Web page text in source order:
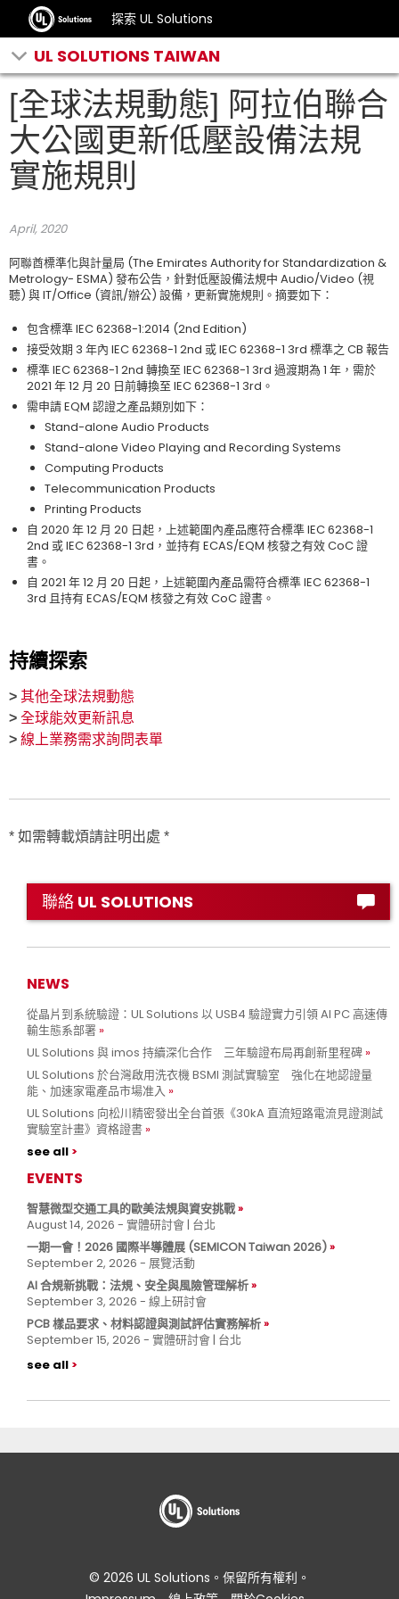
探索 UL Solutions
UL SOLUTIONS TAIWAN
[全球法規動態] 阿拉伯聯合
大公國更新低壓設備法規
實施規則
April, 2020
阿聯酋標準化與計量局 (The Emirates Authority for Standardization &
Metrology- ESMA) 發布公告，針對低壓設備法規中 Audio/Video (視
聽) 與 IT/Office (資訊/辦公) 設備，更新實施規則。摘要如下：
包含標準 IEC 62368-1:2014 (2nd Edition)
接受效期 3 年內 IEC 62368-1 2nd 或 IEC 62368-1 3rd 標準之 CB 報告
標準 IEC 62368-1 2nd 轉換至 IEC 62368-1 3rd 過渡期為 1 年，需於
2021 年 12 月 20 日前轉換至 IEC 62368-1 3rd。
需申請 EQM 認證之產品類別如下：
Stand-alone Audio Products
Stand-alone Video Playing and Recording Systems
Computing Products
Telecommunication Products
Printing Products
自 2020 年 12 月 20 日起，上述範圍內產品應符合標準 IEC 62368-1
2nd 或 IEC 62368-1 3rd，並持有 ECAS/EQM 核發之有效 CoC 證
書。
自 2021 年 12 月 20 日起，上述範圍內產品需符合標準 IEC 62368-1
3rd 且持有 ECAS/EQM 核發之有效 CoC 證書。
持續探索
> 其他全球法規動態
> 全球能效更新訊息
> 線上業務需求詢問表單
* 如需轉載煩請註明出處 *
聯絡 UL SOLUTIONS
NEWS
從晶片到系統驗證：UL Solutions 以 USB4 驗證實力引領 AI PC 高速傳
輸生態系部署
UL Solutions 與 imos 持續深化合作 三年驗證布局再創新里程碑
UL Solutions 於台灣啟用洗衣機 BSMI 測試實驗室 強化在地認證量
能、加速家電產品市場准入
UL Solutions 向松川精密發出全台首張《30kA 直流短路電流見證測試
實驗室計畫》資格證書
see all
EVENTS
智慧微型交通工具的歐美法規與資安挑戰
August 14, 2026 - 實體研討會 | 台北
一期一會！2026 國際半導體展 (SEMICON Taiwan 2026)
September 2, 2026 - 展覽活動
AI 合規新挑戰：法規、安全與風險管理解析
September 3, 2026 - 線上研討會
PCB 樣品要求、材料認證與測試評估實務解析
September 15, 2026 - 實體研討會 | 台北
see all
© 2026 UL Solutions。保留所有權利。